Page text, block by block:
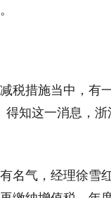
措施当中，有一
得知这一消息，
气，经理徐雪